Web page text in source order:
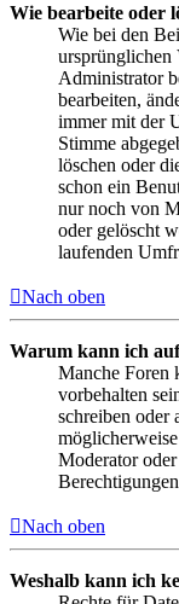
Wie bearbeite oder
Wie bei den
ursprünglichen
Administrator
bearbeiten,
immer mit der
Stimme
löschen oder
schon ein
nur noch von
oder gelöscht
laufenden
Nach oben
Warum kann ich
Manche Foren
vorbehalten
schreiben oder
Moderator
Nach oben
Weshalb kann ich